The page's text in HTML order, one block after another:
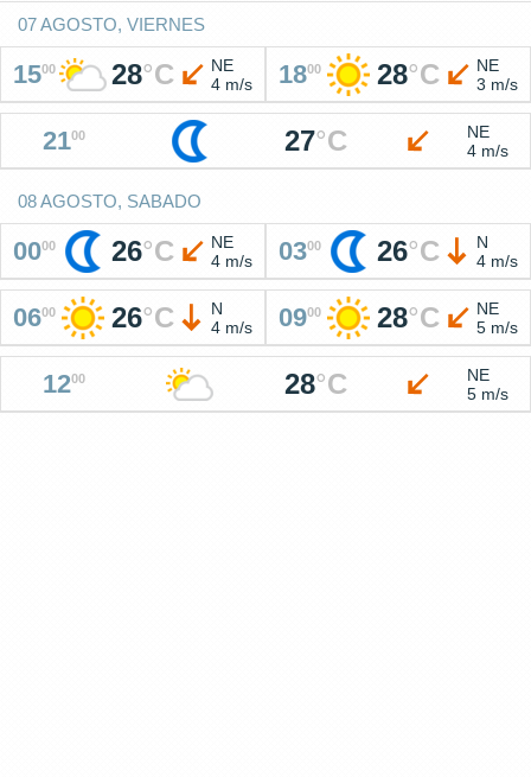
07 AGOSTO, VIERNES
1500 28°C
NE
4 m/s
1800 28°C
NE
3 m/s
2100 27°C
NE
4 m/s
08 AGOSTO, SABADO
0000 26°C
NE
4 m/s
0300 26°C
N
4 m/s
0600 26°C
N
4 m/s
0900 28°C
NE
5 m/s
1200 28°C
NE
5 m/s